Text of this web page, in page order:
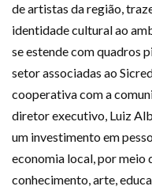
de artistas da região,
identidade cultural ao
se estende com quadros
setor associadas ao
cooperativa com a
diretor executivo, Luiz
um investimento em
economia local, por meio
conhecimento, arte,